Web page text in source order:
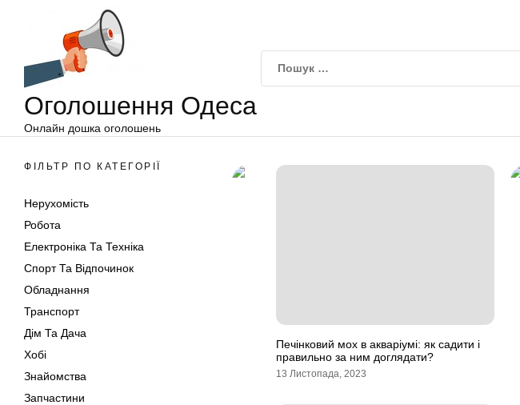
Оголошення Одеса
Онлайн дошка оголошень
ФІЛЬТР ПО КАТЕГОРІЇ
Нерухомість
Робота
Електроніка Та Техніка
Спорт Та Відпочинок
Обладнання
Транспорт
Дім Та Дача
Хобі
Знайомства
Запчастини
Печінковий мох в акваріумі: як садити і
правильно за ним доглядати?
13 Листопада, 2023